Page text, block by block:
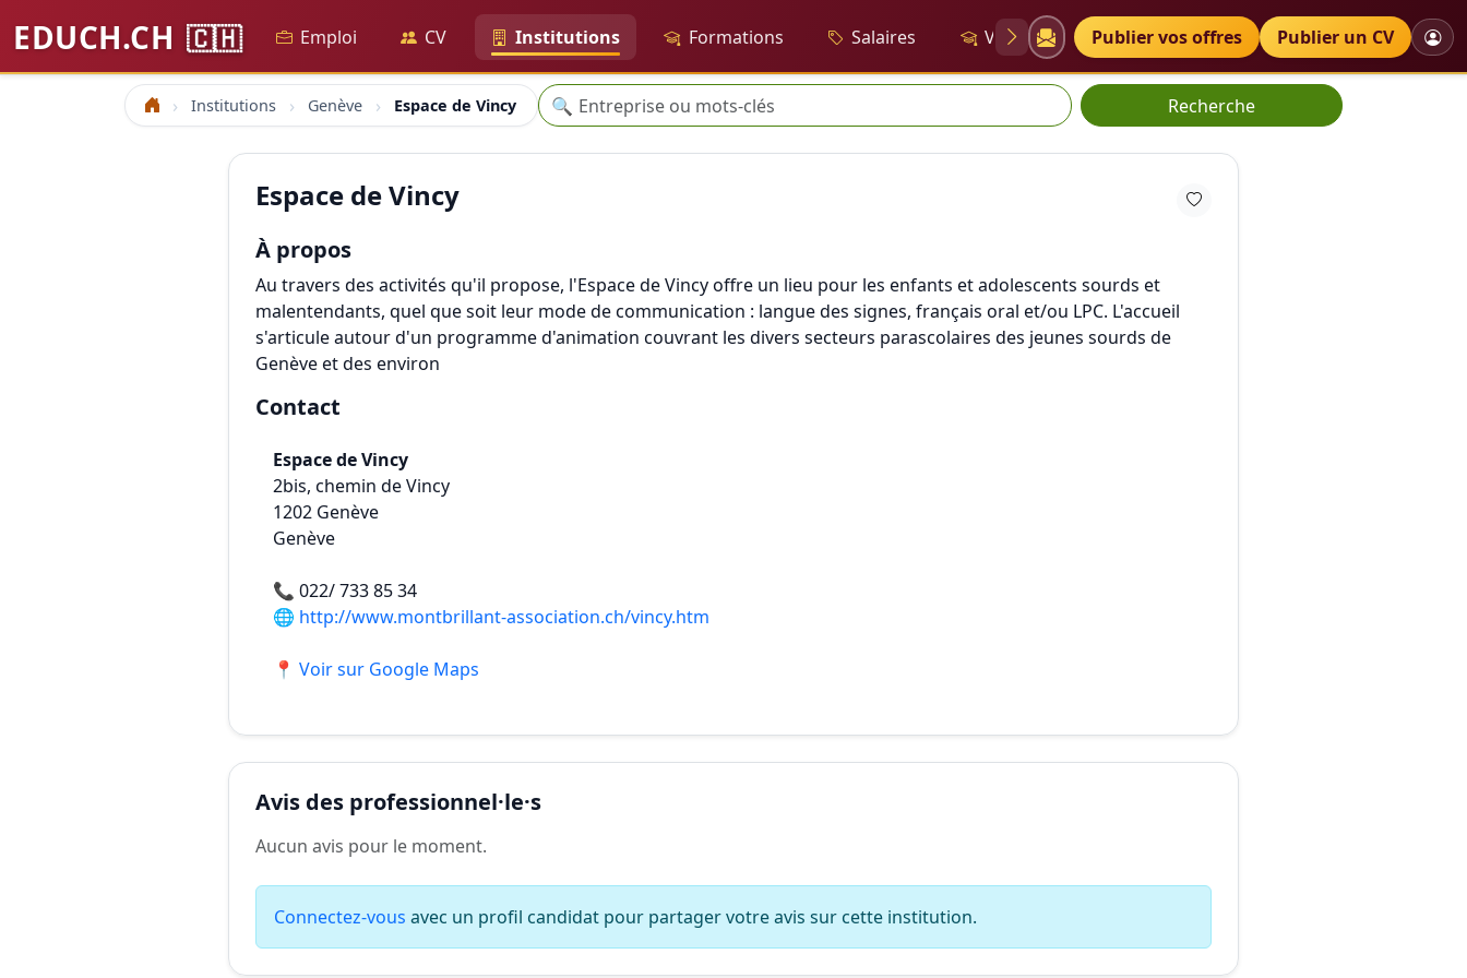
EDUCH.CH 🇨🇭 Emploi CV Institutions Formations Salaires VAE Diplômes Petites annonces
Publier vos offres Publier un CV
Accueil Institutions Genève Espace de Vincy Recherche
🔍 Recherche
Espace de Vincy
À propos
Au travers des activités qu'il propose, l'Espace de Vincy offre un lieu pour les enfants et adolescents sourds et
malentendants, quel que soit leur mode de communication : langue des signes, français oral et/ou LPC. L'accueil
s'articule autour d'un programme d'animation couvrant les divers secteurs parascolaires des jeunes sourds de
Genève et des environ
Contact
Espace de Vincy
2bis, chemin de Vincy
1202 Genève
Genève
📞 022/ 733 85 34
🌐 http://www.montbrillant-association.ch/vincy.htm
📍 Voir sur Google Maps
Avis des professionnel·le·s
Aucun avis pour le moment.
Connectez-vous avec un profil candidat pour partager votre avis sur cette institution.